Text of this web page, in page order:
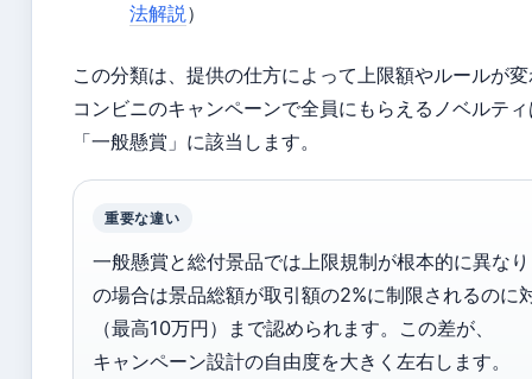
法解説）
この分類は、提供の仕方によって上限額やルールが
コンビニのキャンペーンで全員にもらえるノベルテ
「一般懸賞」に該当します。
重要な違い
一般懸賞と総付景品では上限規制が根本的に異な
の場合は景品総額が取引額の2%に制限されるのに
（最高10万円）まで認められます。この差が、
キャンペーン設計の自由度を大きく左右します。